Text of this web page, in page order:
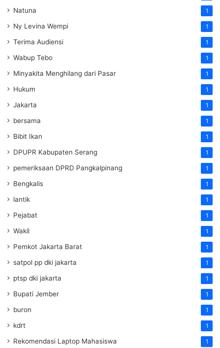
Natuna 1
Ny Levina Wempi 1
Terima Audiensi 1
Wabup Tebo 1
Minyakita Menghilang dari Pasar 1
Hukum 1
Jakarta 1
bersama 1
Bibit Ikan 1
DPUPR Kabupaten Serang 1
pemeriksaan DPRD Pangkalpinang 1
Bengkalis 1
lantik 1
Pejabat 1
Wakil 1
Pemkot Jakarta Barat 1
satpol pp dki jakarta 1
ptsp dki jakarta 1
Bupati Jember 1
buron 1
kdrt 1
Rekomendasi Laptop Mahasiswa 1